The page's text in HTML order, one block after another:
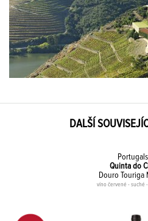
DALŠÍ
Quinta do
Douro Touriga
víno červené - suché -